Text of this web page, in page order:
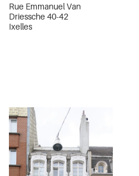
Rue Emmanuel Van
Driessche 40-42
Ixelles